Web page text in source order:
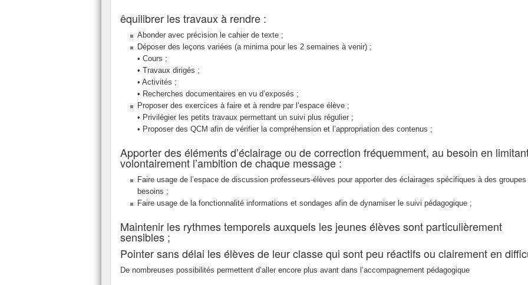
êquilibrer les travaux à rendre :
Abonder avec précision le cahier de texte ;
Déposer des leçons variées (a minima pour les 2 semaines à venir) ;
• Cours ;
• Travaux dirigés ;
• Activités ;
• Recherches documentaires en vu d’exposés ;
Proposer des exercices à faire et à rendre par l’espace élève ;
• Privilégier les petits travaux permettant un suivi plus régulier ;
• Proposer des QCM afin de vérifier la compréhension et l’appropriation des contenus ;
Apporter des éléments d’éclairage ou de correction fréquemment, au besoin en
volontairement l’ambition de chaque message :
Faire usage de l’espace de discussion professeurs-élèves pour apporter des éclairages spécifiques à des groupes
besoins ;
Faire usage de la fonctionnalité informations et sondages afin de dynamiser le suivi pédagogique ;
Maintenir les rythmes temporels auxquels les jeunes élèves sont particulièrement
sensibles ;
Pointer sans délai les élèves de leur classe qui sont peu réactifs ou clairement en
De nombreuses possibilités permettent d’aller encore plus avant dans l’accompagnement pédagogique